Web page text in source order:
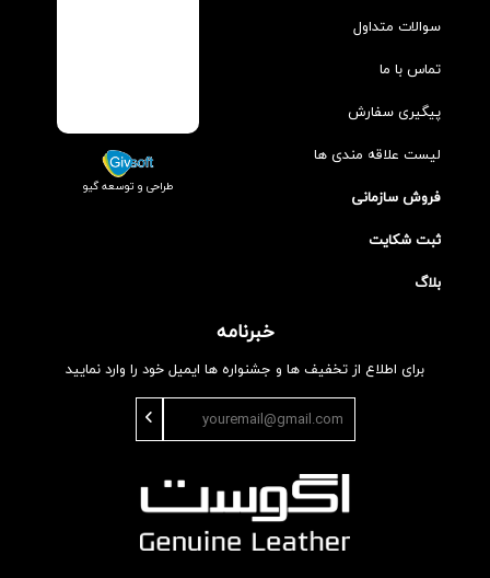
سوالات متداول
تماس با ما
پیگیری سفارش
لیست علاقه مندی ها
فروش سازمانی
ثبت شکایت
بلاگ
طراحی و توسعه گیو
خبرنامه
برای اطلاع از تخفیف ها و جشنواره ها ایمیل خود را وارد نمایید